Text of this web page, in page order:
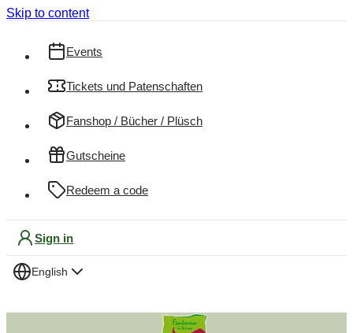
Skip to content
Events
Tickets und Patenschaften
Fanshop / Bücher / Plüsch
Gutscheine
Redeem a code
Sign in
English